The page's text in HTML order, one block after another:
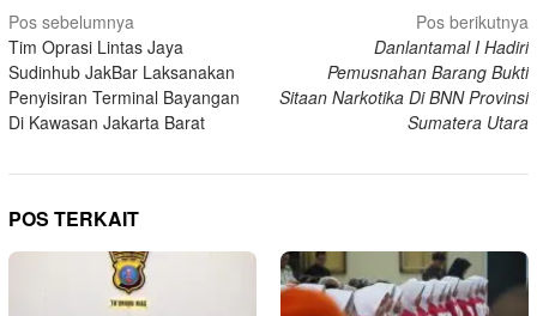
Navigasi
pos
Pos sebelumnya
Tim Oprasi Lintas Jaya
Sudinhub JakBar Laksanakan
Penyisiran Terminal Bayangan
Di Kawasan Jakarta Barat
Pos berikutnya
Danlantamal I Hadiri
Pemusnahan Barang Bukti
Sitaan Narkotika Di BNN Provinsi
Sumatera Utara
POS TERKAIT